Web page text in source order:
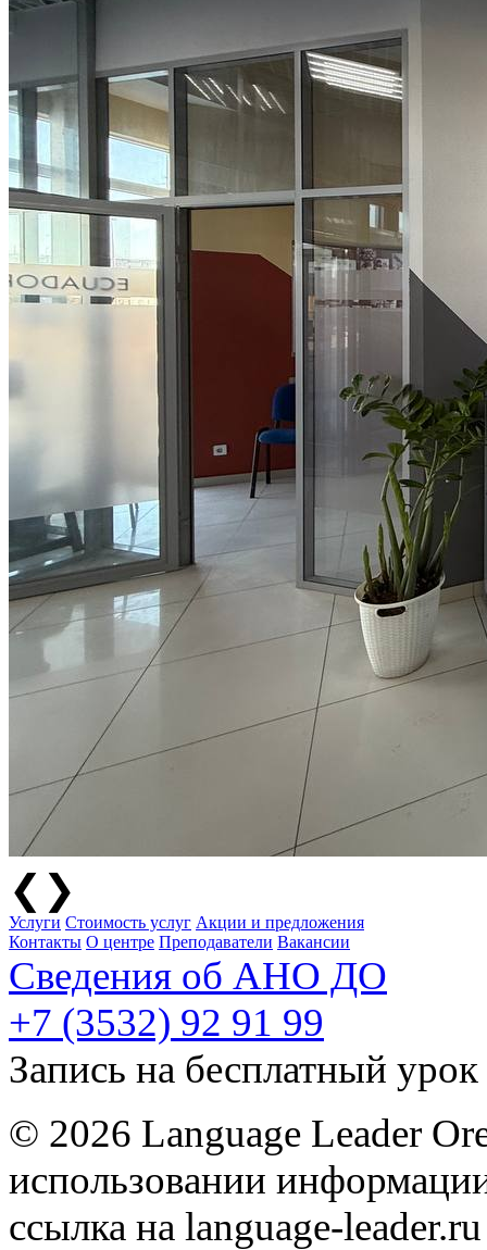
❮ ❯
Услуги Стоимость услуг Акции и предложения
Контакты О центре Преподаватели Вакансии
Сведения об АНО ДО
+7 (3532) 92 91 99
Запись на бесплатный урок
© 2026 Language Leader
использовании
ссылка на language-